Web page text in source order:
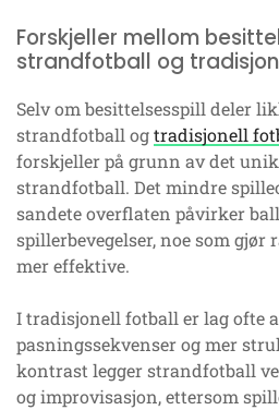
Forskjeller mellom
strandfotball og
Selv om besittelsesspill deler
strandfotball ogtradisjonell
forskjeller på grunn av det
strandfotball. Det mindre
sandete overflaten påvirker
spillerbevegelser, noe som gjør
mer effektive.
I tradisjonell fotball er lag ofte
pasningssekvenser og mer
kontrast legger strandfotball
og improvisasjon, ettersom